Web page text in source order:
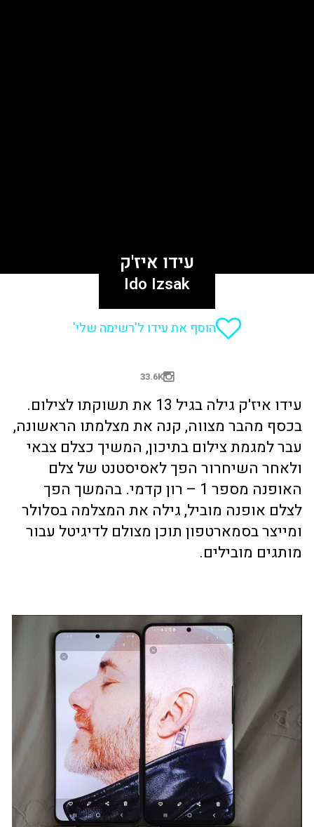
עידו איז'ק
Ido Izsak
הוסף את עידו ל'רשימה שלי'
33.6K
עידו איז'ק גילה בגיל 13 את תשוקתו לצילום.
בכסף מהבר מצווה, קנה את מצלמתו הראשונה,
עבר למגמת צילום בתיכון, המשיך כצלם צבאי
ולאחר השיחרור הפך לאסיסטנט של צלם
האופנה מספר 1 – רון קדמי. בהמשך הפך
לצלם אופנה מוביל, גילה את המצלמה בסלולר
ומייצר בסמארטפון תוכן מצולם לדיגיטל עבור
מותגים מובילים.